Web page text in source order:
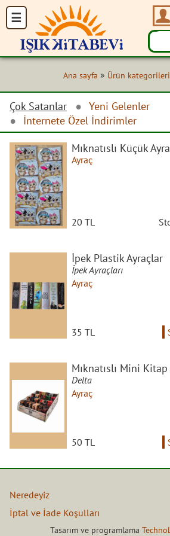
Ana sayfa » Ürün kategorileri
Çok Satanlar
Yeni Gelenler
İnternete Özel İndirimler
Mıknatıslı Küçük
Ayraç
20 TL
İpek Plastik Ayraçlar
İpek Ayraçları
Ayraç
35 TL
Mıknatıslı Mini Kitap
Delta
Ayraç
50 TL
Neredeyiz
İptal ve İade Koşulları
Tasarım ve programlama